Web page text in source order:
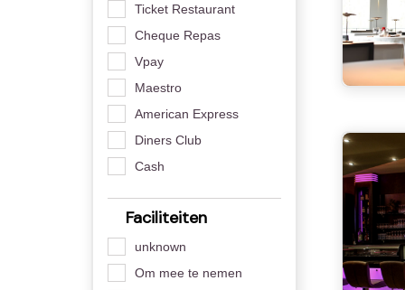
Ticket Restaurant
Cheque Repas
Vpay
Maestro
American Express
Diners Club
Cash
Faciliteiten
unknown
Om mee te nemen